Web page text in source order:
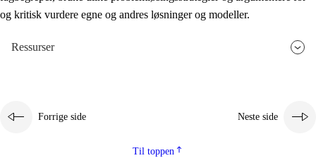
og kritisk vurdere egne og andres løsninger og modeller.
Ressurser
Forrige side Neste side
Til toppen